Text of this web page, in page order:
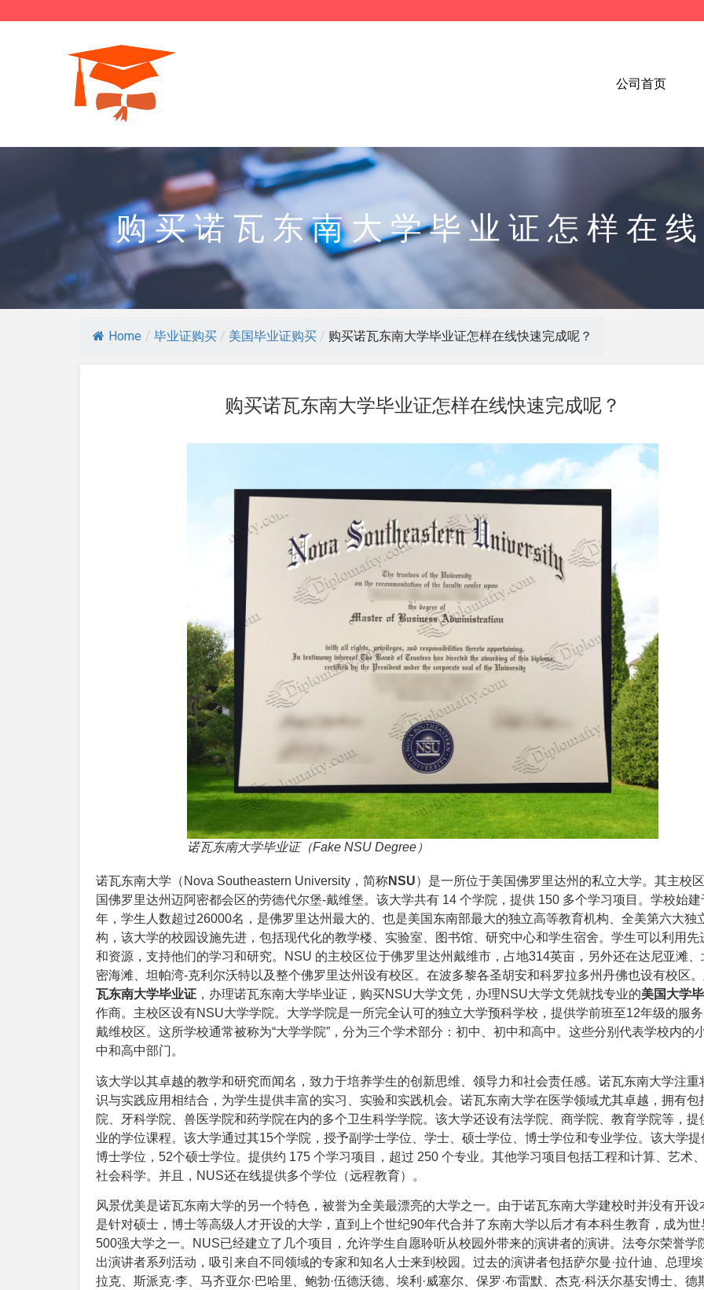
公司首页
购买诺瓦东南大学毕业证怎样在
Home / 毕业证购买 / 美国毕业证购买 / 购买诺瓦东南大学毕业证怎样在线快速完成呢？
购买诺瓦东南大学毕业证怎样在线快速完成呢？
诺瓦东南大学毕业证（Fake NSU Degree）
诺瓦东南大学（ Nova Southeastern University ，简称NSU）是一所位于美国佛罗里达州的私立大学。其主校
国佛罗里达州迈阿密都会区的劳德代尔堡-戴维堡。该大学共有 14 个学院，提供 150 多个学习项目。学校始
年，学生人数超过26000名，是佛罗里达州最大的、也是美国东南部最大的独立高等教育机构、全美第六大独
构，该大学的校园设施先进，包括现代化的教学楼、实验室、图书馆、研究中心和学生宿舍。学生可以利用先
和资源，支持他们的学习和研究。NSU 的主校区位于佛罗里达州戴维市，占地314英亩，另外还在达尼亚滩、
密海滩、坦帕湾-克利尔沃特以及整个佛罗里达州设有校区。在波多黎各圣胡安和科罗拉多州丹佛也设有校区。
瓦东南大学毕业证 ，办理诺瓦东南大学毕业证，购买NSU大学文凭，办理NSU大学文凭就找专业的美国大学
作商。主校区设有NSU大学学院。大学学院是一所完全认可的独立大学预科学校，提供学前班至12年级的服
戴维校区。这所学校通常被称为“大学学院”，分为三个学术部分：初中、初中和高中。这些分别代表学校内的
中和高中部门。
该大学以其卓越的教学和研究而闻名，致力于培养学生的创新思维、领导力和社会责任感。诺瓦东南大学注重
识与实践应用相结合，为学生提供丰富的实习、实验和实践机会。诺瓦东南大学在医学领域尤其卓越，拥有包
院、牙科学院、兽医学院和药学院在内的多个卫生科学学院。该大学还设有法学院、商学院、教育学院等，提
业的学位课程。该大学通过其15个学院，授予副学士学位、学士、硕士学位、博士学位和专业学位。该大学提
博士学位，52个硕士学位。提供约 175 个学习项目，超过 250 个专业。其他学习项目包括工程和计算、艺术
社会科学。并且，NUS还在线提供多个学位（远程教育）。
风景优美是诺瓦东南大学的另一个特色，被誉为全美最漂亮的大学之一。由于诺瓦东南大学建校时并没有开设
是针对硕士，博士等高级人才开设的大学，直到上个世纪90年代合并了东南大学以后才有本科生教育，成为世
500强大学之一。NUS已经建立了几个项目，允许学生自愿聆听从校园外带来的演讲者的演讲。法夸尔荣誉学
出演讲者系列活动，吸引来自不同领域的专家和知名人士来到校园。过去的演讲者包括萨尔曼·拉什迪、总理埃
拉克、斯派克·李、马齐亚尔·巴哈里、鲍勃·伍德沃德、埃利·威塞尔、保罗·布雷默、杰克·科沃尔基安博士、德